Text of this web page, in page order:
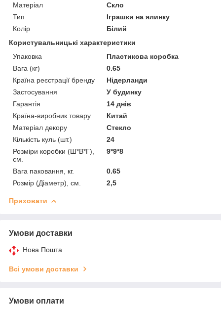
Матеріал
Скло
Тип
Іграшки на ялинку
Колір
Білий
Користувальницькі характеристики
Упаковка
Пластикова коробка
Вага (кг)
0.65
Країна реєстрації бренду
Нідерланди
Застосування
У будинку
Гарантія
14 днів
Країна-виробник товару
Китай
Матеріал декору
Стекло
Кількість куль (шт.)
24
Розміри коробки (Ш*В*Г),
см.
9*9*8
Вага паковання, кг.
0.65
Розмір (Діаметр), см.
2,5
Приховати
Умови доставки
Нова Пошта
Всі умови доставки
Умови оплати